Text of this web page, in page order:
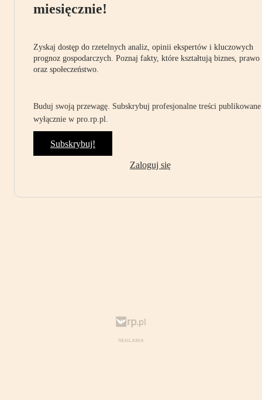
miesięcznie!
Zyskaj dostęp do rzetelnych analiz, opinii ekspertów i kluczowych
prognoz gospodarczych. Poznaj fakty, które kształtują biznes, prawo
oraz społeczeństwo.
Buduj swoją przewagę. Subskrybuj profesjonalne treści publikowane
wyłącznie w pro.rp.pl.
Subskrybuj!
Zaloguj się